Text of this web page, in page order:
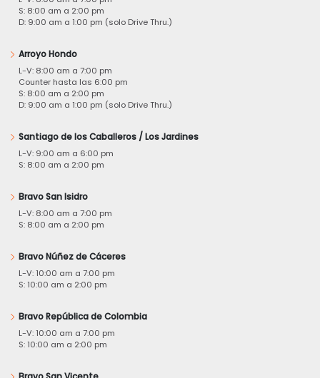
S: 8:00 am a 2:00 pm
D: 9:00 am a 1:00 pm (solo Drive Thru.)
Arroyo Hondo
L-V: 8:00 am a 7:00 pm
Counter hasta las 6:00 pm
S: 8:00 am a 2:00 pm
D: 9:00 am a 1:00 pm (solo Drive Thru.)
Santiago de los Caballeros / Los Jardines
L-V: 9:00 am a 6:00 pm
S: 8:00 am a 2:00 pm
Bravo San Isidro
L-V: 8:00 am a 7:00 pm
S: 8:00 am a 2:00 pm
Bravo Núñez de Cáceres
L-V: 10:00 am a 7:00 pm
S: 10:00 am a 2:00 pm
Bravo República de Colombia
L-V: 10:00 am a 7:00 pm
S: 10:00 am a 2:00 pm